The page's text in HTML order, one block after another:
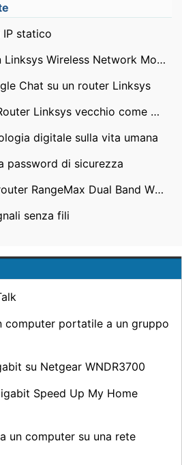
IP statico
Come aggiornare un Linksys Wireless Network Monitor
Chat su un router Linksys
Come utilizzare un Router Linksys vecchio come Range Extender
digitale sulla vita umana
password di sicurezza
Come collegare un router RangeMax Dual Band Wireless- N Gigabit
senza fili
computer portatile a un gruppo
su Netgear WNDR3700
Speed ​​Up My Home
un computer su una rete